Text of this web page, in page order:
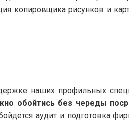
копировщика рисунков и
наших профильных
обойтись без череды
аудит и подготовка